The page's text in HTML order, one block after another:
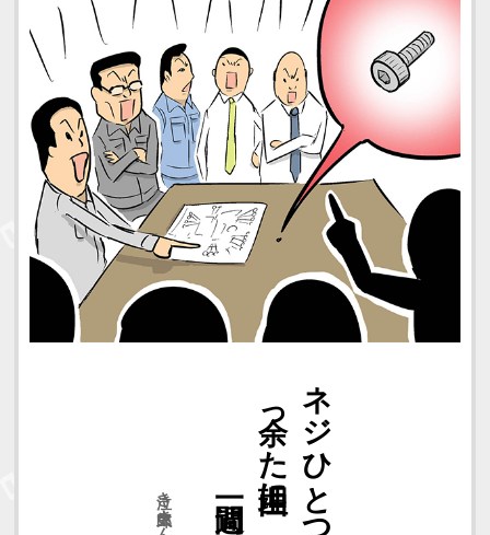
ネジひとつ
余った理由に
泣き虫太郎さん